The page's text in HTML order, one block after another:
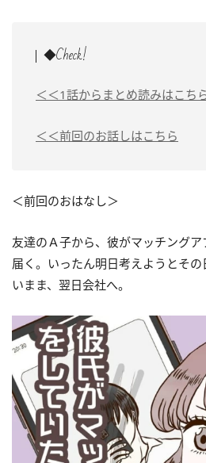
◆Check!
＜＜1話からまとめ読みはこち
＜＜前回のお話しはこちら
＜前回のおはなし＞
友達のＡ子から、彼がマッチング
届く。いったん明日考えようとそ
いまま、翌日会社へ。